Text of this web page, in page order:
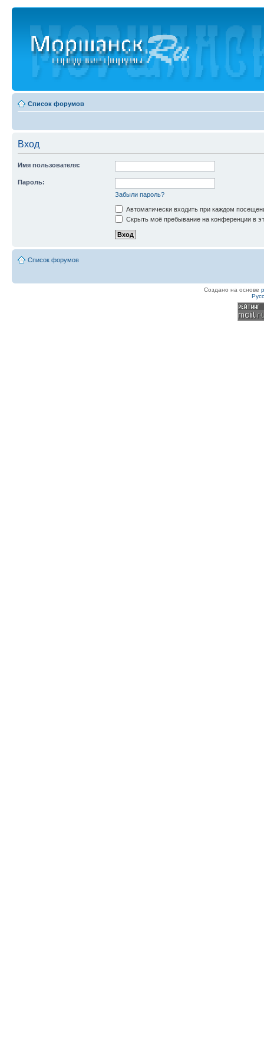
Список форумов
Вход
Имя пользователя:
Пароль:
Забыли пароль?
Автоматически входить при каждом
Скрыть моё пребывание на конференции в
Список форумов
Создано на основе